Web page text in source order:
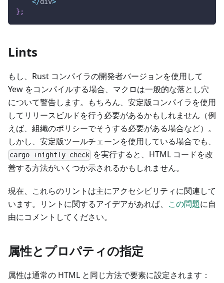
</div>
} ;
Lints
もし、Rust コンパイラの開発者バージョンを使用して
Yew をコンパイルする場合、マクロは一般的な落とし穴
について警告します。もちろん、安定版コンパイラを使用
してリリースビルドを行う必要があるかもしれません（例
えば、組織のポリシーでそうする必要がある場合など）。
しかし、安定版ツールチェーンを使用している場合でも、
cargo +nightly check を実行すると、HTML コードを改
善する方法がいくつか示されるかもしれません。
現在、これらのリントは主にアクセシビリティに関連して
います。リントに関するアイデアがあれば、 この問題に自
由にコメントしてください。
属性とプロパティの指定
属性は通常の HTML と同じ方法で要素に設定されます：